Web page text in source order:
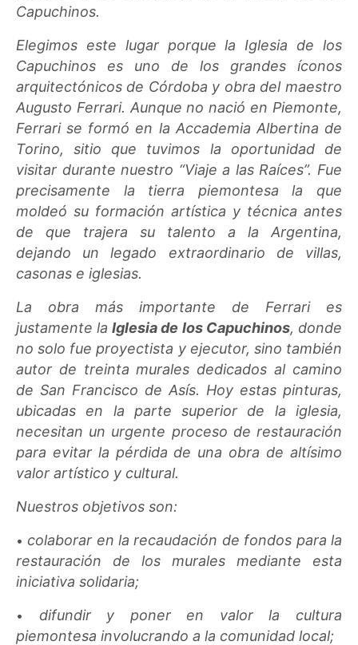
Capuchinos.
Elegimos este lugar porque la Iglesia de los
Capuchinos es uno de los grandes íconos
arquitectónicos de Córdoba y obra del maestro
Augusto Ferrari. Aunque no nació en Piemonte,
Ferrari se formó en la Accademia Albertina de
Torino, sitio que tuvimos la oportunidad de
visitar durante nuestro “Viaje a las Raíces”. Fue
precisamente la tierra piemontesa la que
moldeó su formación artística y técnica antes
de que trajera su talento a la Argentina,
dejando un legado extraordinario de villas,
casonas e iglesias.
La obra más importante de Ferrari es
justamente laIglesia de los Capuchinos, donde
no solo fue proyectista y ejecutor, sino también
autor de treinta murales dedicados al camino
de San Francisco de Asís. Hoy estas pinturas,
ubicadas en la parte superior de la iglesia,
necesitan un urgente proceso de restauración
para evitar la pérdida de una obra de altísimo
valor artístico y cultural.
Nuestros objetivos son:
• colaborar en la recaudación de fondos para la
restauración de los murales mediante esta
iniciativa solidaria;
• difundir y poner en valor la cultura
piemontesa involucrando a la comunidad local;